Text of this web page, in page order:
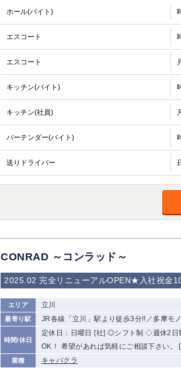
ホール(バイト)
エスコート
エスコート
キッチン(バイト)
キッチン(社員)
バーテンダー(バイト)
送りドライバー
CONRAD ～コンラッド～
2025.02 完全リニューアルOPEN★入社祝金
エリア 立川
最寄り駅 JR各線「立川」駅より徒歩3分!!／多摩モ
時間/休日
定休日：日曜日 [社] ◎シフト制 ◇週休2
OK！ 希望があれば気軽にご相談下さい
業種 キャバクラ